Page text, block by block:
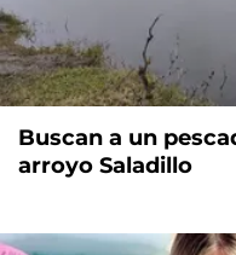
Buscan a un
arroyo Saladillo